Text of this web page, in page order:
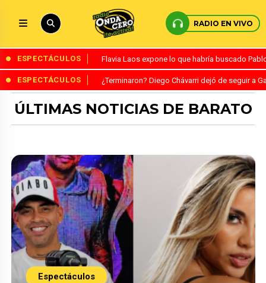
RADIO EN VIVO
ESPECTÁCULOS Flavia Laos expone lo que habría buscado
ESPECTÁCULOS ¿Terminaron? Diego Chávarri dejó de seguir a
ÚLTIMAS NOTICIAS DE BARATO
Espectáculos